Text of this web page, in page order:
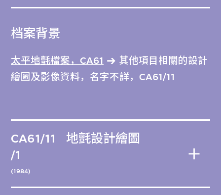
档案背景
太平地氈檔案，CA61
其他項目相關的設計
繪圖及影像資料，名字不詳，CA61/11
CA61/11
/1
(1984)
地氈設計繪圖